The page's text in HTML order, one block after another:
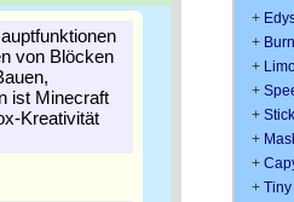
von Blöcken
ist Minecraft
Kreativität
+
+
+
+
+
+
+
+